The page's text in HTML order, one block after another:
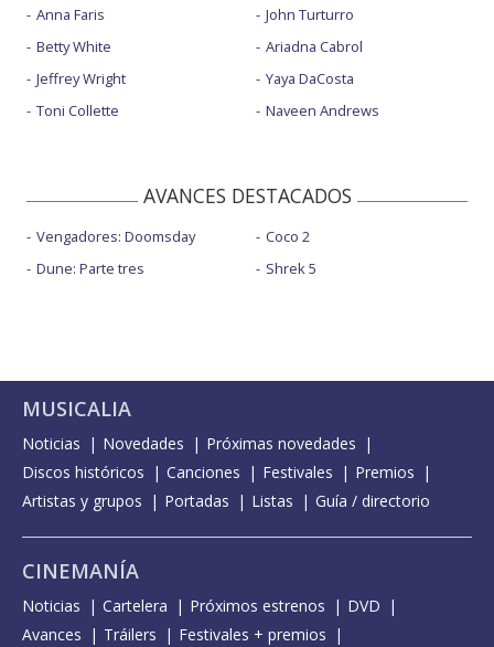
Anna Faris
Betty White
Jeffrey Wright
Toni Collette
John Turturro
Ariadna Cabrol
Yaya DaCosta
Naveen Andrews
AVANCES DESTACADOS
Vengadores: Doomsday
Dune: Parte tres
Coco 2
Shrek 5
MUSICALIA
Noticias Novedades
Próximas novedades
Discos históricos
Canciones Festivales
Premios
Artistas y grupos
Portadas Listas Guía / directorio
CINEMANÍA
Noticias Cartelera Próximos estrenos
DVD
Avances
Tráilers Festivales + premios